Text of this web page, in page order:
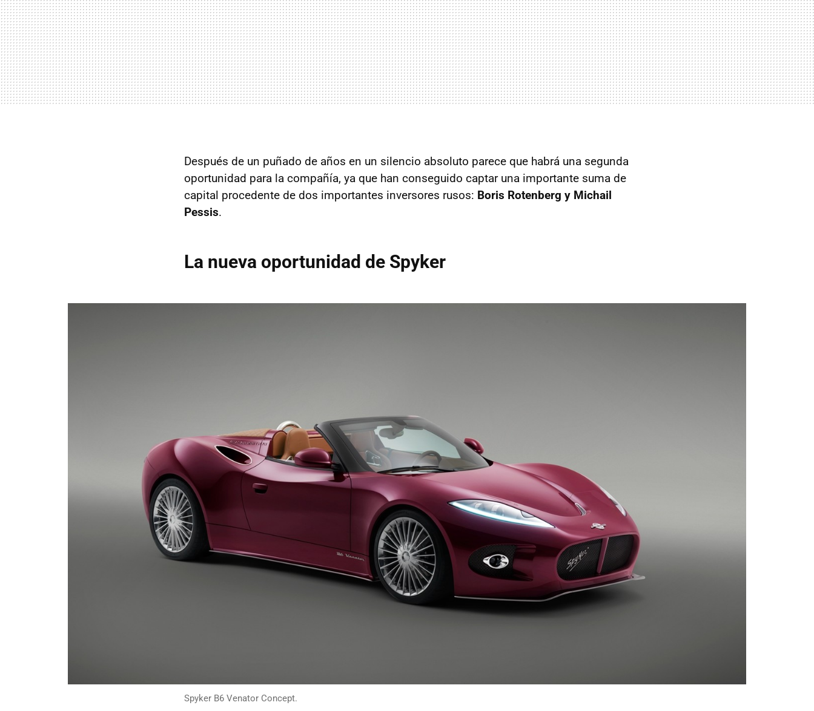
Después de un puñado de años en un silencio absoluto parece que habrá una segunda
oportunidad para la compañía, ya que han conseguido captar una importante suma de
capital procedente de dos importantes inversores rusos: Boris Rotenberg y Michail
Pessis.
La nueva oportunidad de Spyker
Spyker B6 Venator Concept.